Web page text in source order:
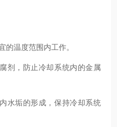
的温度范围内工作。
剂，防止冷却系统内的金属
水垢的形成，保持冷却系统